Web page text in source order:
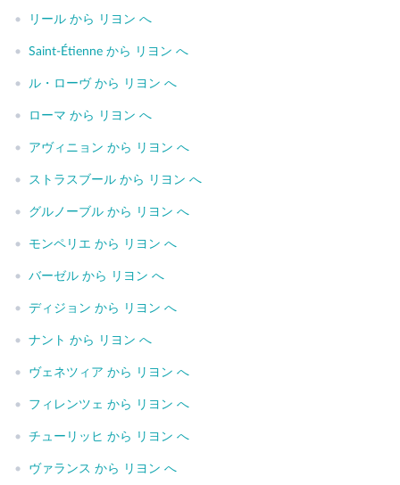
• リール から リヨン へ
• Saint-Étienne から リヨン へ
• ル・ローヴ から リヨン へ
• ローマ から リヨン へ
• アヴィニョン から リヨン へ
• ストラスブール から リヨン へ
• グルノーブル から リヨン へ
• モンペリエ から リヨン へ
• バーゼル から リヨン へ
• ディジョン から リヨン へ
• ナント から リヨン へ
• ヴェネツィア から リヨン へ
• フィレンツェ から リヨン へ
• チューリッヒ から リヨン へ
• ヴァランス から リヨン へ